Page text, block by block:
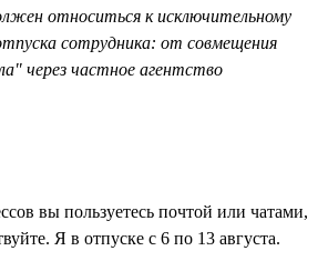
относиться к исключительному
сотрудника: от совмещения
через частное агентство
вы пользуетесь почтой или чатами,
Я в отпуске с 6 по 13 августа.